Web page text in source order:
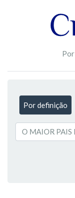
Por definição